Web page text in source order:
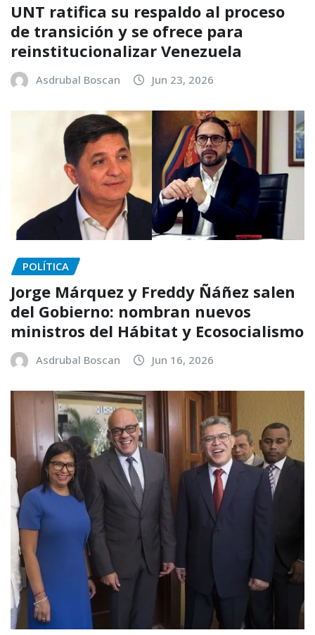
UNT ratifica su respaldo al proceso
de transición y se ofrece para
reinstitucionalizar Venezuela
Asdrubal Boscan Jun 23, 2026
POLÍTICA
Jorge Márquez y Freddy Ñáñez salen
del Gobierno: nombran nuevos
ministros del Hábitat y Ecosocialismo
Asdrubal Boscan Jun 16, 2026